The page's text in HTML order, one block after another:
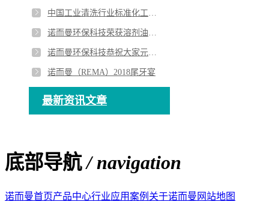
中国工业清洗行业标准化工作会议在大连胜利召开
诺而曼环保科技荣获溶剂油行业贡献奖
诺而曼环保科技恭祝大家元宵节快乐
诺而曼（REMA）2018尾牙宴
最新资讯文章
底部导航/ navigation
诺而曼首页产品中心行业应用案例 关于诺而曼 网站地图